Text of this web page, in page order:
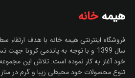
هیمه خانه
فروشگاه اینترنتی هیمه خانه با هدف ارتقاء
سال 1399 و با توجه به پاندمی کرونا
خود آغاز به کار نموده است. تلاش این
تنوع محصولات خود محیطی زیبا و گرم در